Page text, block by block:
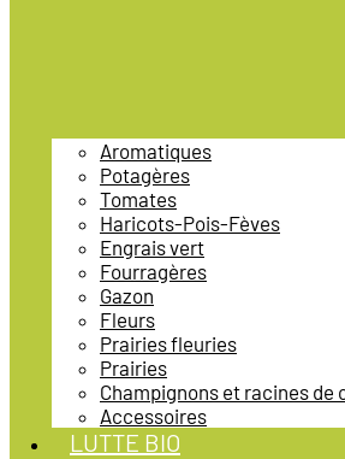
Aromatiques
Potagères
Tomates
Haricots-Pois-Fèves
Engrais vert
Fourragères
Gazon
Fleurs
Prairies fleuries
Prairies
Champignons et racines de
Accessoires
LUTTE BIO